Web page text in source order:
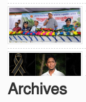
Archives